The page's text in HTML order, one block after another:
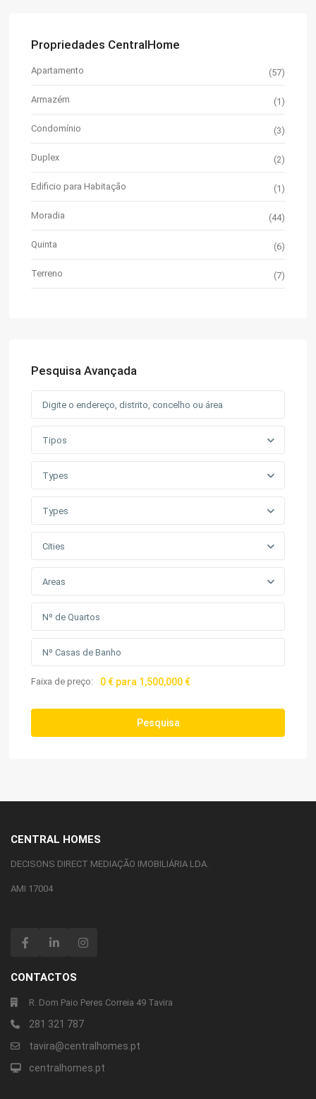
Propriedades CentralHome
Apartamento (57)
Armazém (1)
Condomínio (3)
Duplex (2)
Edificio para Habitação (1)
Moradia (44)
Quinta (6)
Terreno (7)
Pesquisa Avançada
Tipos
Types
Types
Cities
Areas
Faixa de preço: 0 € para 1,500,000 €
Pesquisa
CENTRAL HOMES
DECISONS DIRECT MEDIAÇÃO IMOBILIÁRIA LDA.
AMI 17004
CONTACTOS
R. Dom Paio Peres Correia 49 Tavira
281 321 787
tavira@centralhomes.pt
centralhomes.pt